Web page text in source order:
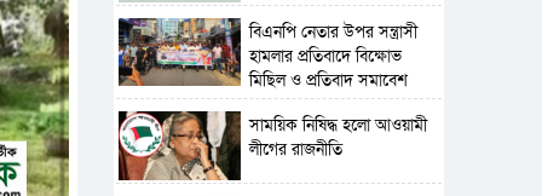
বিএনপি নেতার উপর সন্ত্রাসী
হামলার প্রতিবাদে বিক্ষোভ
মিছিল ও প্রতিবাদ সমাবেশ
সাময়িক নিষিদ্ধ হলো আওয়ামী
লীগের রাজনীতি